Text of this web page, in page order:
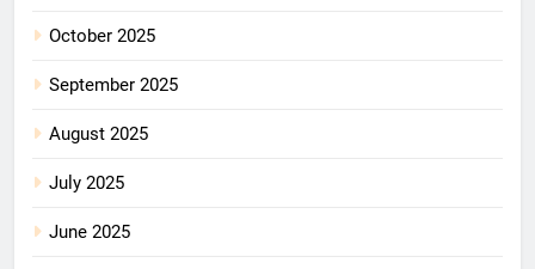
October 2025
September 2025
August 2025
July 2025
June 2025